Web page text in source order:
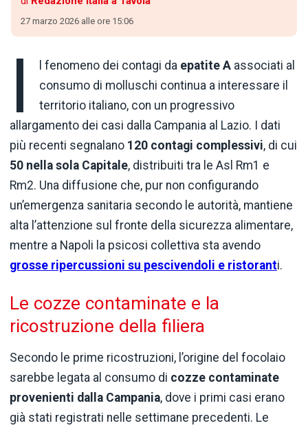
27 marzo 2026 alle ore 15:06
I l fenomeno dei contagi da epatite A associati al
consumo di molluschi continua a interessare il
territorio italiano, con un progressivo
allargamento dei casi dalla Campania al Lazio. I dati
più recenti segnalano 120 contagi complessivi, di cui
50 nella sola Capitale, distribuiti tra le Asl Rm1 e
Rm2. Una diffusione che, pur non configurando
un’emergenza sanitaria secondo le autorità, mantiene
alta l’attenzione sul fronte della sicurezza alimentare,
mentre a Napoli la psicosi collettiva sta avendo
grosse ripercussioni su pescivendoli e ristoranti.
Le cozze contaminate e la
ricostruzione della filiera
Secondo le prime ricostruzioni, l’origine del focolaio
sarebbe legata al consumo di cozze contaminate
provenienti dalla Campania, dove i primi casi erano
già stati registrati nelle settimane precedenti. Le